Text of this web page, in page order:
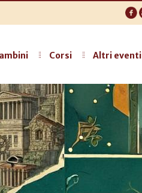
Corsi Altri eventi